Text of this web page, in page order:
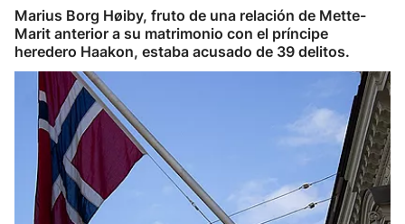
Marius Borg Høiby, fruto de una relación de Mette-
Marit anterior a su matrimonio con el príncipe
heredero Haakon, estaba acusado de 39 delitos.